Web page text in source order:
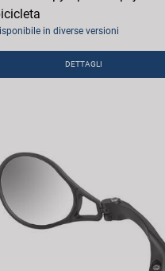
in diverse versioni
DETTAGLI